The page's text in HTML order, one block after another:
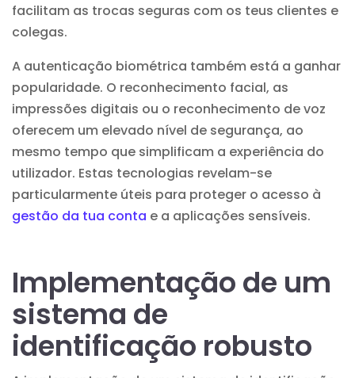
facilitam as trocas seguras com os teus clientes e
colegas.
A autenticação biométrica também está a ganhar
popularidade. O reconhecimento facial, as
impressões digitais ou o reconhecimento de voz
oferecem um elevado nível de segurança, ao
mesmo tempo que simplificam a experiência do
utilizador. Estas tecnologias revelam-se
particularmente úteis para proteger o acesso à
gestão da tua conta e a aplicações sensíveis.
Implementação de um
sistema de
identificação robusto